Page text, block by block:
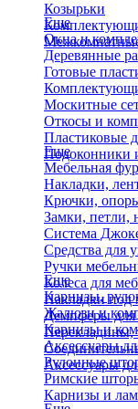
Козырьки
Еще
Окна и
Деревянные
Готовые
Москитные
Откосы и
Пластиковые
Подоконники
Еще
Мебельная
Накладки,
Крючки,
Замки, петли,
Система
Средства для
Ручки
Колеса для
Накладки под
Демпферы для
Перекладины,
Аксессуары
Еще
Карнизы,
Жалюзи и
Карнизы и
Аксессуары
Рулонные
Римские
Карнизы и